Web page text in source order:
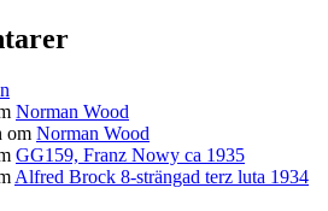
Norman Wood
om Norman Wood
GG159, Franz Nowy ca 1935
Alfred Brock 8-strängad terz luta 1934